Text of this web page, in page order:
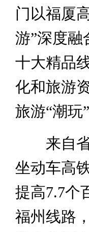
门以福厦
游”深度融
十大精品
化和旅游
旅游“潮玩
来自省
坐动车高
提高7.7个
福州线路